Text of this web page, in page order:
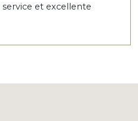
et excellente